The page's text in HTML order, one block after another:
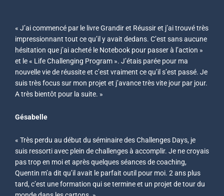
« J’ai commencé par le livre Grandir et Réussir et j’ai trouvé très
impressionnant tout ce qu’il y avait dedans. C’est sans aucune
hésitation que j’ai acheté le Notebook pour passer à l’action »
et le « Life Challenging Program ». J’étais parée pour ma
nouvelle vie de réussite et c’est vraiment ce qu’il s’est passé. Je
suis très focus sur mon projet et j’avance très vite jour par jour.
A très bientôt pour la suite. »
Gésabelle
« Très perdu au début du séminaire des Challenges Days, je
suis ressorti avec plein de challenges à accomplir. Je ne croyais
pas trop en moi et après quelques séances de coaching,
Quentin m’a dit qu’il avait le parfait outil pour moi. 2 ans plus
tard, c’est une formation qui se termine et un projet de tour du